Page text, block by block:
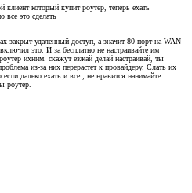
клиент который купит роутер, теперь ехать
все это сделать
закрыт удаленный доступ, а значит 80 порт на WAN
это. И за бесплатно не настраивайте им
ихним. скажут езжай делай настраивай, ты
из-за них перерастет к провайдеру. Слать их
далеко ехать и все , не нравится нанимайте
роутер.